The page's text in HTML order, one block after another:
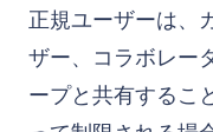
正規ユーザーは、
ザー、コラボレー
ープと共有するこ